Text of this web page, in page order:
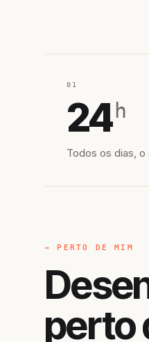
01
24 h
Todos os dias, o
→ PERTO DE MIM
perto